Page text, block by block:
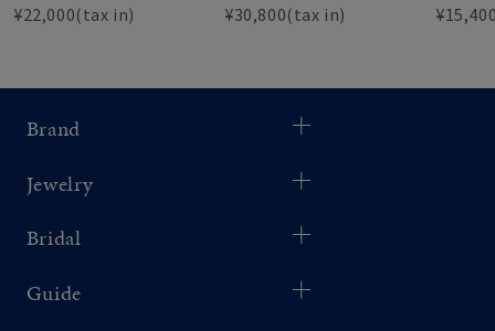
¥22,000(tax in) ¥30,800(tax in)
Brand
Jewelry
Bridal
Guide